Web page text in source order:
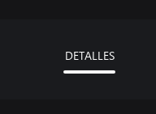
DETALLES